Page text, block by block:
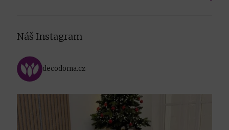
Náš Instagram
decodoma.cz